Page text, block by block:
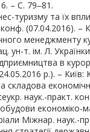
– С. 79‒81.
туризму та їх
(07.04.2016). –
менеджменту
ун-т. ім. Л.
в
р.). – Київ:
складова
наук.-практ.
Міжнар. наук.-